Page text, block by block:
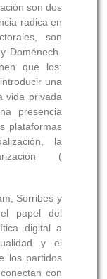
son dos
radica en
son
Doménech-
que los:
una
vida privada
presencia
plataformas
la
(
Sorribes y
el papel del
digital a
y el
los partidos
con